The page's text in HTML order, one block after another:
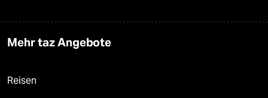
Mehr taz Angebote
Reisen